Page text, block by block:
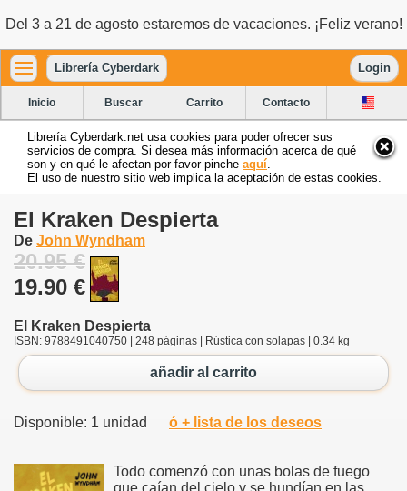
Del 3 a 21 de agosto estaremos de vacaciones. ¡Feliz verano!
Librería Cyberdark Login
Inicio Buscar Carrito Contacto
Librería Cyberdark.net usa cookies para poder ofrecer sus
servicios de compra. Si desea más información acerca de qué
son y en qué le afectan por favor pinche aquí
El uso de nuestro sitio web implica la aceptación de estas cookies.
El Kraken Despierta
De John Wyndham
20.95 €
19.90 €
El Kraken Despierta
ISBN: 9788491040750 | 248 páginas | Rústica con solapas | 0.34 kg
añadir al carrito
Disponible: 1 unidad ó + lista de los deseos
Todo comenzó con unas bolas de fuego
que caían del cielo y se hundían en las